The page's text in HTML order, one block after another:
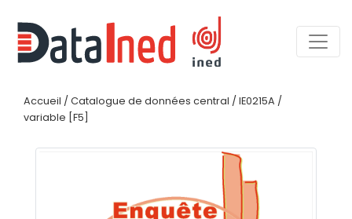
Accueil / Catalogue de données central / IE0215A /
variable [F5]